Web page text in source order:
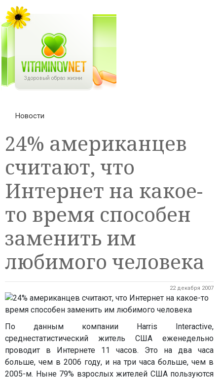
Новости
24% американцев
считают, что
Интернет на какое-
то время способен
заменить им
любимого человека
22 декабря 2007
По данным компании Harris Interactive,
среднестатистический житель США еженедельно
проводит в Интернете 11 часов. Это на два часа
больше, чем в 2006 году, и на три часа больше, чем в
2005-м. Ныне 79% взрослых жителей США пользуются